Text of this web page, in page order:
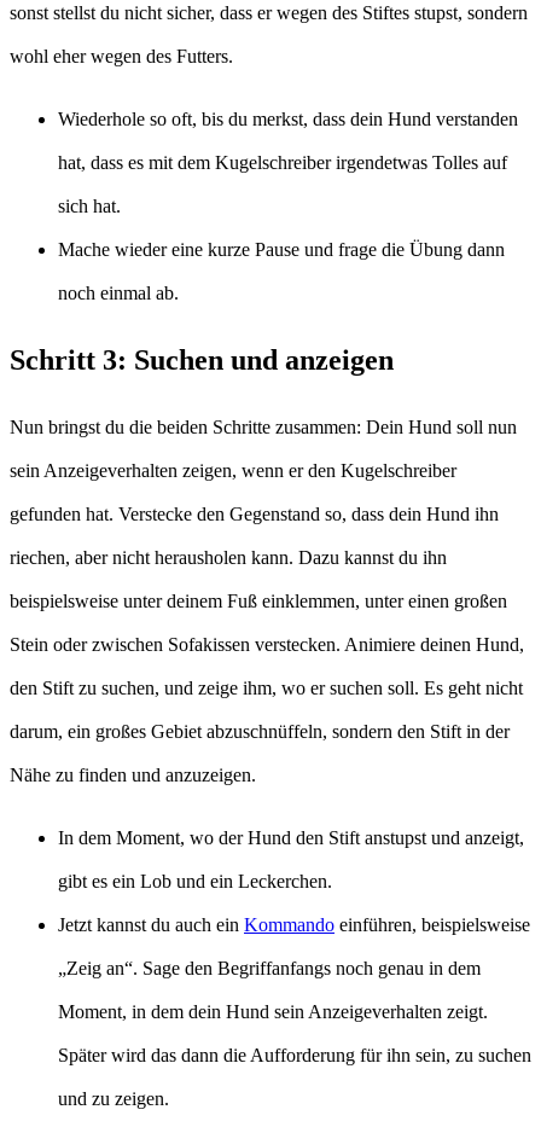
sonst stellst du nicht sicher, dass er wegen des Stiftes stupst, sondern
wohl eher wegen des Futters.
Wiederhole so oft, bis du merkst, dass dein Hund verstanden
hat, dass es mit dem Kugelschreiber irgendetwas Tolles auf
sich hat.
Mache wieder eine kurze Pause und frage die Übung dann
noch einmal ab.
Schritt 3: Suchen und anzeigen
Nun bringst du die beiden Schritte zusammen: Dein Hund soll nun
sein Anzeigeverhalten zeigen, wenn er den Kugelschreiber
gefunden hat. Verstecke den Gegenstand so, dass dein Hund ihn
riechen, aber nicht herausholen kann. Dazu kannst du ihn
beispielsweise unter deinem Fuß einklemmen, unter einen großen
Stein oder zwischen Sofakissen verstecken. Animiere deinen Hund,
den Stift zu suchen, und zeige ihm, wo er suchen soll. Es geht nicht
darum, ein großes Gebiet abzuschnüffeln, sondern den Stift in der
Nähe zu finden und anzuzeigen.
In dem Moment, wo der Hund den Stift anstupst und anzeigt,
gibt es ein Lob und ein Leckerchen.
Jetzt kannst du auch ein Kommando einführen, beispielsweise
„Zeig an“. Sage den Begriffanfangs noch genau in dem
Moment, in dem dein Hund sein Anzeigeverhalten zeigt.
Später wird das dann die Aufforderung für ihn sein, zu suchen
und zu zeigen.